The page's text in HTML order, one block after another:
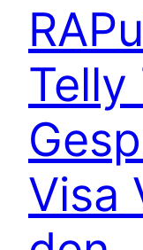
Telly
Visa